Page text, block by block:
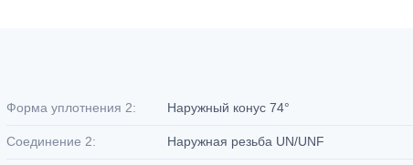
Форма уплотнения 2: Наружный конус 74°
Соединение 2: Наружная резьба UN/UNF